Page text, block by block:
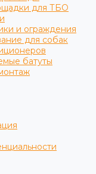
для ТБО
и ограждения
для собак
батуты